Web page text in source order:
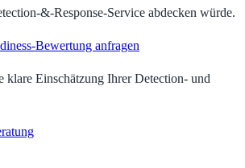
&-Response-Service abdecken würde.
Bewertung anfragen
Einschätzung Ihrer Detection- und